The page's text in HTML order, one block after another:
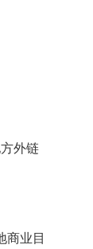
外链
商业目